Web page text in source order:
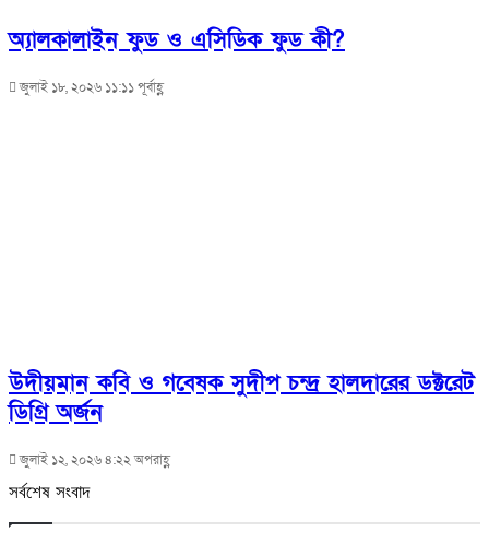
অ্যালকালাইন ফুড ও এসিডিক ফুড কী?
জুলাই ১৮, ২০২৬ ১১:১১ পূর্বাহ্ণ
উদীয়মান কবি ও গবেষক সুদীপ চন্দ্র হালদারের ডক্টরেট
ডিগ্রি অর্জন
জুলাই ১২, ২০২৬ ৪:২২ অপরাহ্ণ
সর্বশেষ সংবাদ